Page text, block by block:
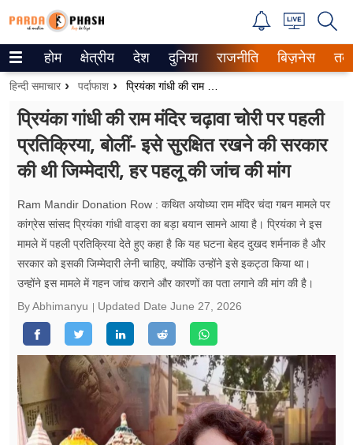
Trending on Google News
ePaper
वेब स्टोरीज
उत्तर प्रदेश
गैलरी
वीडियो
रिलेशनशिप
जीवन मंत्रा
फूड
सेहत
ब्‍यूटी
होम क्षेत्रीय देश दुनिया राजनीति बिज़नेस
हिन्दी समाचार पर्दाफाश
प्रियंका गांधी की राम मंदिर चढ़ावा चोरी पर पहली
प्रतिक्रिया, बोलीं- इसे सुरक्षित रखने की सरकार
की थी जिम्मेदारी, हर पहलू की जांच की मांग
Ram Mandir Donation Row : कथित अयोध्या राम मंदिर चंदा गबन मामले पर
कांग्रेस सांसद प्रियंका गांधी वाड्रा का बड़ा बयान सामने आया है। प्रियंका ने इस
मामले में पहली प्रतिक्रिया देते हुए कहा है कि यह घटना बेहद दुखद शर्मनाक है और
सरकार को इसकी जिम्मेदारी लेनी चाहिए, क्योंकि उन्होंने इसे इकट्ठा किया था।
उन्होंने इस मामले में गहन जांच कराने और कारणों का पता लगाने की मांग की है।
By Abhimanyu
Updated Date June 27, 2026